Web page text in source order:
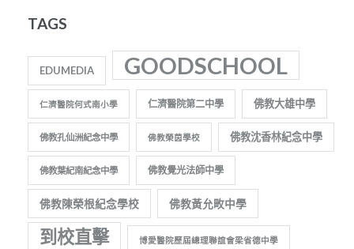
TAGS
EDUMEDIA GOODSCHOOL
仁濟醫院何式南小學 仁濟醫院第二中學 佛教大雄中學
佛教孔仙洲紀念中學 佛教榮茵學校 佛教沈香林紀念中學
佛教葉紀南紀念中學 佛教覺光法師中學
佛教陳榮根紀念學校 佛教黃允畋中學
到校直擊 博愛醫院歷屆總理聯誼會梁省德中學